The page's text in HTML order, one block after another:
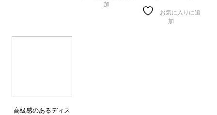
加
お気に入りに追
加
高級感のあるディス